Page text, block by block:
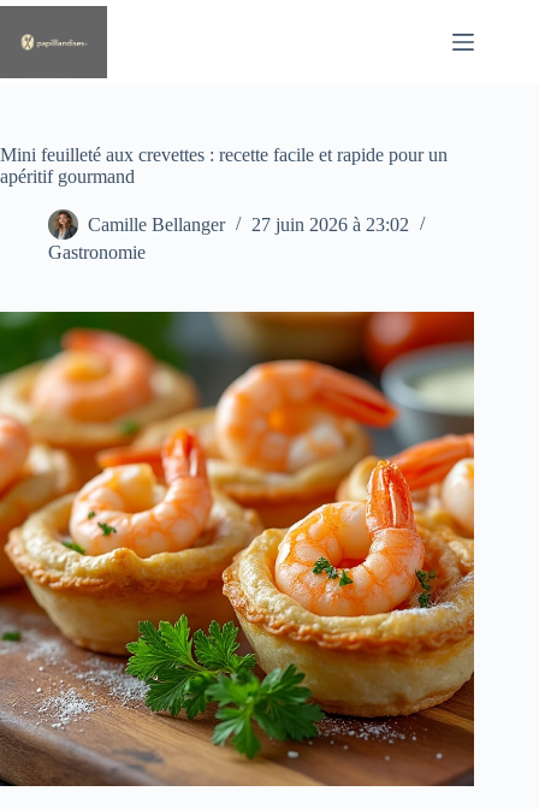
Passer
contenu
Mini feuilleté aux crevettes : recette facile et rapide pour un
apéritif gourmand
Camille Bellanger
27 juin 2026 à 23:02
Gastronomie